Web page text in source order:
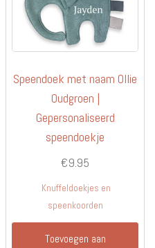
Speendoek met naam Ollie
Oudgroen |
Gepersonaliseerd
speendoekje
€9.95
Knuffeldoekjes en
speenkoorden
Toevoegen aan